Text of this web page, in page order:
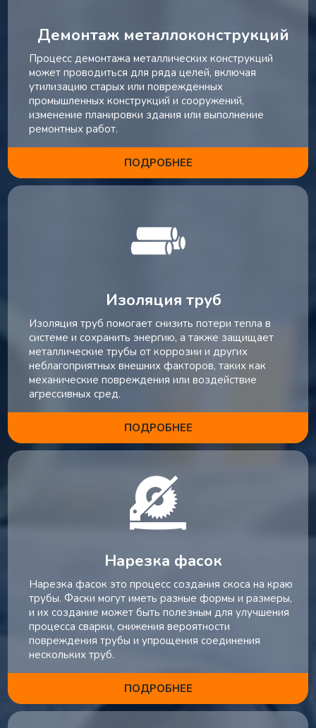
Демонтаж металлоконструкций
Процесс демонтажа металлических конструкций
может проводиться для ряда целей, включая
утилизацию старых или поврежденных
промышленных конструкций и сооружений,
изменение планировки здания или выполнение
ремонтных работ.
ПОДРОБНЕЕ
Изоляция труб
Изоляция труб помогает снизить потери тепла в
системе и сохранить энергию, а также защищает
металлические трубы от коррозии и других
неблагоприятных внешних факторов, таких как
механические повреждения или воздействие
агрессивных сред.
ПОДРОБНЕЕ
Нарезка фасок
Нарезка фасок это процесс создания скоса на краю
трубы. Фаски могут иметь разные формы и размеры,
и их создание может быть полезным для улучшения
процесса сварки, снижения вероятности
повреждения трубы и упрощения соединения
нескольких труб.
ПОДРОБНЕЕ